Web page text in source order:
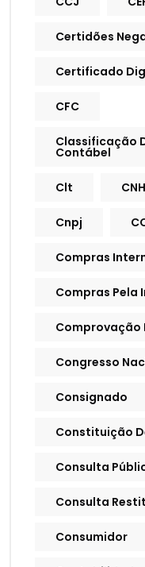
Certidões
Certificado
CFC
Classificação
Contábel
Clt CNH
Cnpj
Compras
Compras Pela
Comprovação
Congresso
Consignado
Constituição
Consulta
Consulta
Consumidor